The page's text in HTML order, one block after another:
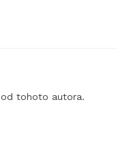
od tohoto autora.